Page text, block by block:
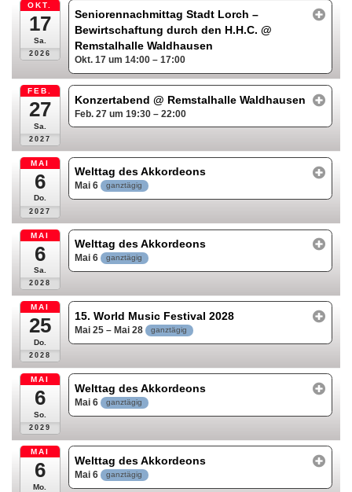
OKT.
17
Sa.
2026
Seniorennachmittag Stadt Lorch –
Bewirtschaftung durch den H.H.C.@
Remstalhalle Waldhausen
Okt. 17 um 14:00 – 17:00
FEB.
27
Sa.
2027
Konzertabend@ Remstalhalle Waldhausen
Feb. 27 um 19:30 – 22:00
MAI
6
Do.
2027
Welttag des Akkordeons
Mai 6 ganztägig
MAI
6
Sa.
2028
Welttag des Akkordeons
Mai 6 ganztägig
MAI
25
Do.
2028
15. World Music Festival 2028
Mai 25 – Mai 28 ganztägig
MAI
6
So.
2029
Welttag des Akkordeons
Mai 6 ganztägig
MAI
6
Mo.
Welttag des Akkordeons
Mai 6 ganztägig